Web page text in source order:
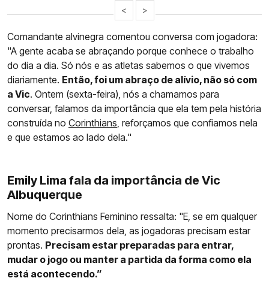
< >
Comandante alvinegra comentou conversa com jogadora:
"A gente acaba se abraçando porque conhece o trabalho
do dia a dia. Só nós e as atletas sabemos o que vivemos
diariamente. Então, foi um abraço de alívio, não só com
a Vic. Ontem (sexta-feira), nós a chamamos para
conversar, falamos da importância que ela tem pela história
construída no Corinthians , reforçamos que confiamos nela
e que estamos ao lado dela."
Emily Lima fala da importância de Vic
Albuquerque
Nome do Corinthians Feminino ressalta: "E, se em qualquer
momento precisarmos dela, as jogadoras precisam estar
prontas. Precisam estar preparadas para entrar,
mudar o jogo ou manter a partida da forma como ela
está acontecendo.”